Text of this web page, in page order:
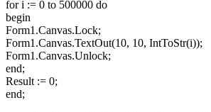
for i := 0 to 500000 do
begin
Form1.Canvas.Lock;
Form1.Canvas.TextOut(10, 10, IntToStr(i));
Form1.Canvas.Unlock;
end;
Result := 0;
end;